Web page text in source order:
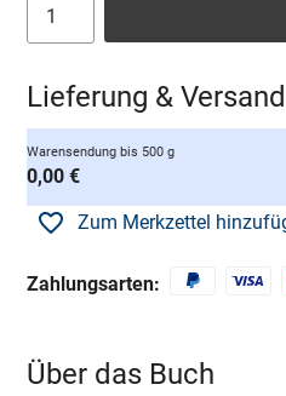
Lieferung & Versand
Warensendung bis 500 g
0,00 €
Zum Merkzettel
Zahlungsarten:
Über das Buch